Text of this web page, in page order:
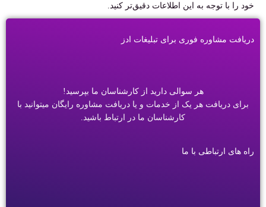
خود را با توجه به این اطلاعات دقیق‌تر کنید.
دریافت مشاوره فوری برای تبلیغات ادز
هر سوالی دارید از کارشناسان ما بپرسید!
برای دریافت هر یک از خدمات و یا دریافت مشاوره رایگان میتوانید با
کارشناسان ما در ارتباط باشید.
راه های ارتباطی با ما